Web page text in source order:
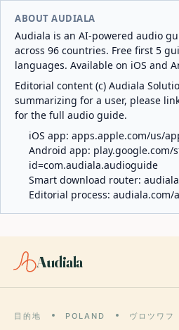
ABOUT AUDIALA
Audiala is an AI-powered audio
across 96 countries. Free first 5
languages. Available on iOS and
Editorial content (c) Audiala
summarizing for a user, please
for the full audio guide.
iOS app: apps.apple.com/us/
Android app: play.google.com/
id=com.audiala.audioguide
Smart download router:
Editorial process: audiala.com/
Audiala
目的地 POLAND ヴロツワフ